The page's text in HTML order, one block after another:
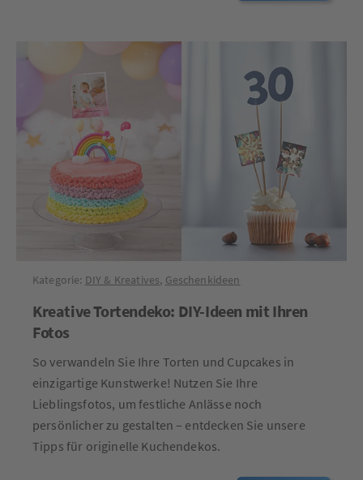
Kategorie: DIY & Kreatives, Geschenkideen
Kreative Tortendeko: DIY-Ideen mit Ihren
Fotos
So verwandeln Sie Ihre Torten und Cupcakes in
einzigartige Kunstwerke! Nutzen Sie Ihre
Lieblingsfotos, um festliche Anlässe noch
persönlicher zu gestalten – entdecken Sie unsere
Tipps für originelle Kuchendekos.